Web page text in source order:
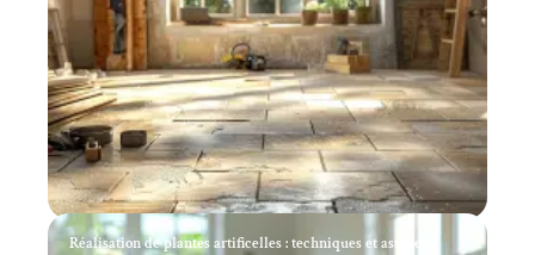
Réalisation de plantes artificelles : techniques et astuces